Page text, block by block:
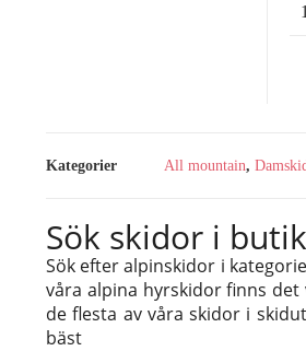
Kategorier All mountain,
Sök skidor i
Sök efter alpinskidor i
våra alpina hyrskidor finns
de flesta av våra skidor i
bäst